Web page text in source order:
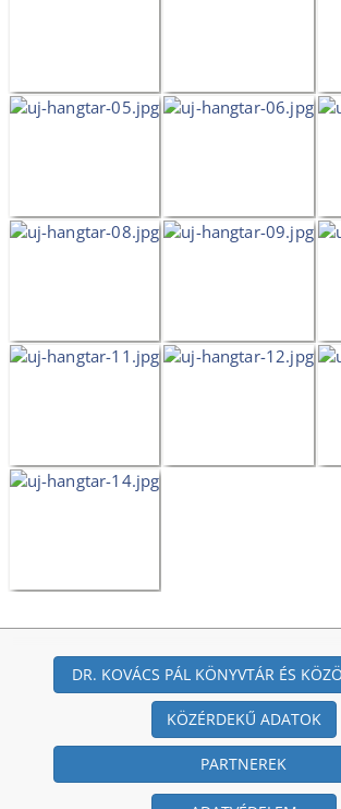
DR. KOVÁCS PÁL KÖNYVTÁR ÉS
KÖZÉRDEKŰ ADATOK
PARTNEREK